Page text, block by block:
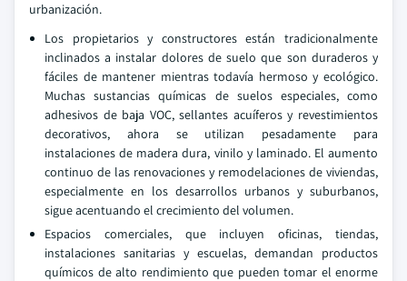
urbanización.
Los propietarios y constructores están tradicionalmente
inclinados a instalar dolores de suelo que son duraderos y
fáciles de mantener mientras todavía hermoso y ecológico.
Muchas sustancias químicas de suelos especiales, como
adhesivos de baja VOC, sellantes acuíferos y revestimientos
decorativos, ahora se utilizan pesadamente para
instalaciones de madera dura, vinilo y laminado. El aumento
continuo de las renovaciones y remodelaciones de viviendas,
especialmente en los desarrollos urbanos y suburbanos,
sigue acentuando el crecimiento del volumen.
Espacios comerciales, que incluyen oficinas, tiendas,
instalaciones sanitarias y escuelas, demandan productos
químicos de alto rendimiento que pueden tomar el enorme